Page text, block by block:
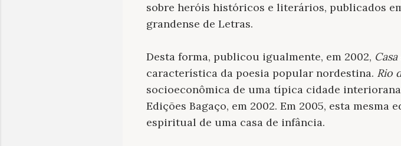
sobre heróis históricos e literários, publicados
grandense de Letras.
Desta forma, publicou igualmente, em 2002,
característica da poesia popular nordestina. Rio
socioeconômica de uma típica cidade
Edições Bagaço, em 2002. Em 2005, esta mesma
espiritual de uma casa de infância.